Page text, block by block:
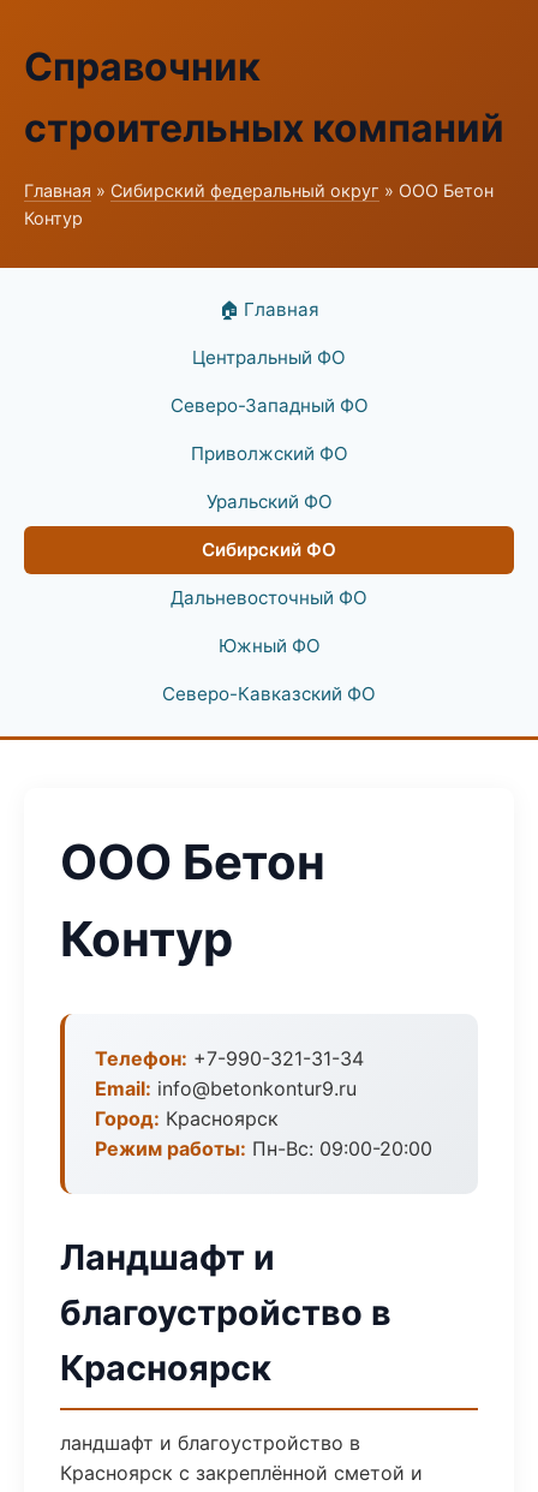
Справочник
строительных компаний
Главная » Сибирский федеральный округ » ООО Бетон
Контур
🏠 Главная
Центральный ФО
Северо-Западный ФО
Приволжский ФО
Уральский ФО
Сибирский ФО
Дальневосточный ФО
Южный ФО
Северо-Кавказский ФО
ООО Бетон
Контур
Телефон: +7-990-321-31-34
Email: info@betonkontur9.ru
Город: Красноярск
Режим работы: Пн-Вс: 09:00-20:00
Ландшафт и
благоустройство в
Красноярск
ландшафт и благоустройство в
Красноярск с закреплённой сметой и